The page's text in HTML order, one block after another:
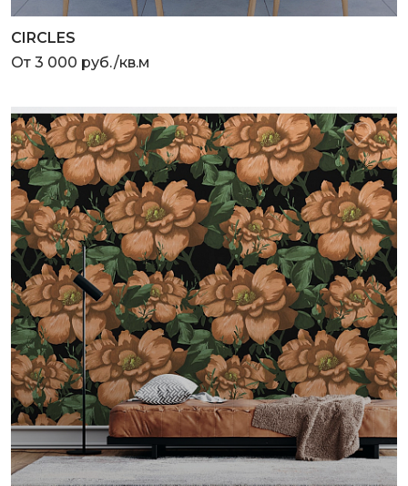
CIRCLES
От 3 000 руб./кв.м